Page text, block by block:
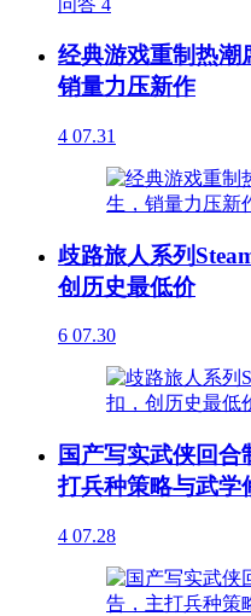
经典游戏重制热潮
销量力压新作
4 07.31
歧路旅人系列
创历史最低价
6 07.30
国产写实武侠回
打兵种策略与武学
4 07.28